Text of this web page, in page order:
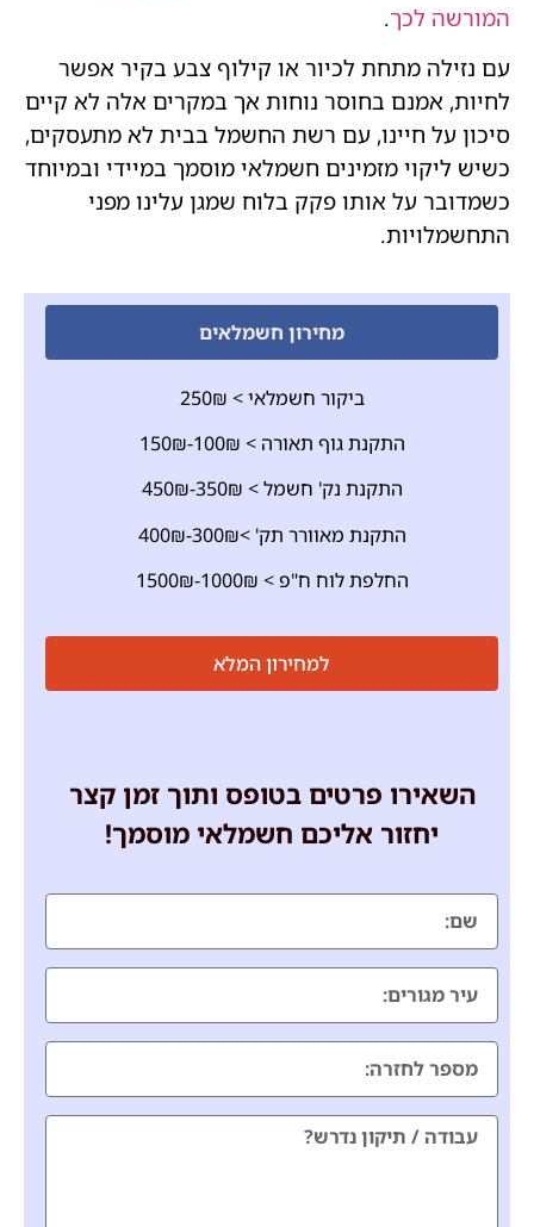
מחירון חשמלאים
ביקור חשמלאי > 250₪
התקנת גוף תאורה > 100₪-150₪
התקנת נק' חשמל > 350₪-450₪
התקנת מאוורר תק' >300₪-400₪
החלפת לוח ח"פ > 1000₪-1500₪
למחירון המלא
השאירו פרטים בטופס ותוך זמן קצר
יחזור אליכם חשמלאי מוסמך!
המורשה לכך.
עם נזילה מתחת לכיור או קילוף צבע בקיר אפשר
לחיות, אמנם בחוסר נוחות אך במקרים אלה לא קיים
סיכון על חיינו, עם רשת החשמל בבית לא מתעסקים,
כשיש ליקוי מזמינים חשמלאי מוסמך במיידי ובמיוחד
כשמדובר על אותו פקק בלוח שמגן עלינו מפני
התחשמלויות.